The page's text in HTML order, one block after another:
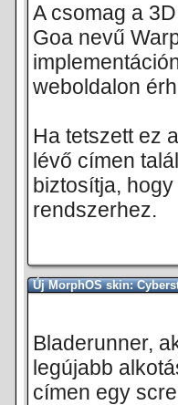
A csomag a
Goa nevű
weboldalon
Ha tetszett ez
lévő címen
biztosítja,
rendszerhez.
Új MorphOS skin:
Bladerunner,
legújabb
címen egy